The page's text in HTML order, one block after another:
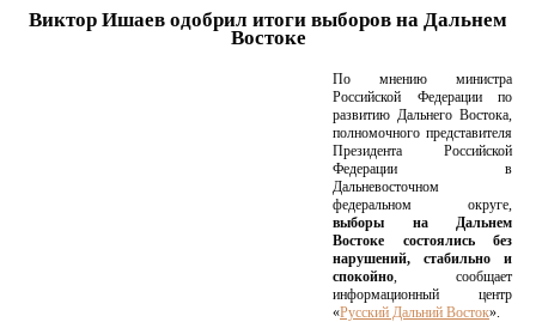
Виктор Ишаев одобрил итоги выборов на Дальнем
Востоке
По мнению министра
Российской Федерации по
развитию Дальнего Востока,
полномочного представителя
Президента Российской
Федерации в
Дальневосточном
федеральном округе,
выборы на Дальнем
Востоке состоялись без
нарушений, стабильно и
спокойно, сообщает
информационный центр
«Русский Дальний Восток».